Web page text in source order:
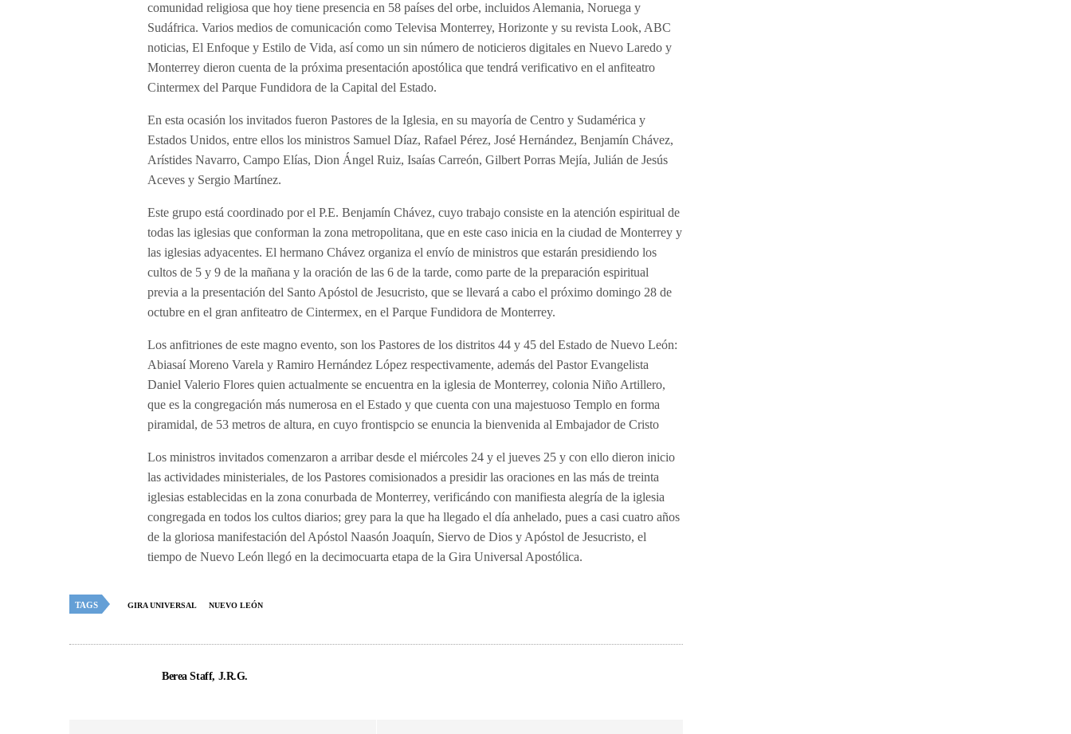
comunidad religiosa que hoy tiene presencia en 58 países del orbe, incluidos Alemania, Noruega y
Sudáfrica. Varios medios de comunicación como Televisa Monterrey, Horizonte y su revista Look, ABC
noticias, El Enfoque y Estilo de Vida, así como un sin número de noticieros digitales en Nuevo Laredo y
Monterrey dieron cuenta de la próxima presentación apostólica que tendrá verificativo en el anfiteatro
Cintermex del Parque Fundidora de la Capital del Estado.
En esta ocasión los invitados fueron Pastores de la Iglesia, en su mayoría de Centro y Sudamérica y
Estados Unidos, entre ellos los ministros Samuel Díaz, Rafael Pérez, José Hernández, Benjamín Chávez,
Arístides Navarro, Campo Elías, Dion Ángel Ruiz, Isaías Carreón, Gilbert Porras Mejía, Julián de Jesús
Aceves y Sergio Martínez.
Este grupo está coordinado por el P.E. Benjamín Chávez, cuyo trabajo consiste en la atención espiritual de
todas las iglesias que conforman la zona metropolitana, que en este caso inicia en la ciudad de Monterrey y
las iglesias adyacentes. El hermano Chávez organiza el envío de ministros que estarán presidiendo los
cultos de 5 y 9 de la mañana y la oración de las 6 de la tarde, como parte de la preparación espiritual
previa a la presentación del Santo Apóstol de Jesucristo, que se llevará a cabo el próximo domingo 28 de
octubre en el gran anfiteatro de Cintermex, en el Parque Fundidora de Monterrey.
Los anfitriones de este magno evento, son los Pastores de los distritos 44 y 45 del Estado de Nuevo León:
Abiasaí Moreno Varela y Ramiro Hernández López respectivamente, además del Pastor Evangelista
Daniel Valerio Flores quien actualmente se encuentra en la iglesia de Monterrey, colonia Niño Artillero,
que es la congregación más numerosa en el Estado y que cuenta con una majestuoso Templo en forma
piramidal, de 53 metros de altura, en cuyo frontispcio se enuncia la bienvenida al Embajador de Cristo
Los ministros invitados comenzaron a arribar desde el miércoles 24 y el jueves 25 y con ello dieron inicio
las actividades ministeriales, de los Pastores comisionados a presidir las oraciones en las más de treinta
iglesias establecidas en la zona conurbada de Monterrey, verificándo con manifiesta alegría de la iglesia
congregada en todos los cultos diarios; grey para la que ha llegado el día anhelado, pues a casi cuatro años
de la gloriosa manifestación del Apóstol Naasón Joaquín, Siervo de Dios y Apóstol de Jesucristo, el
tiempo de Nuevo León llegó en la decimocuarta etapa de la Gira Universal Apostólica.
TAGS GIRA UNIVERSAL NUEVO LEÓN
Berea Staff, J.R.G.